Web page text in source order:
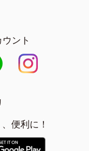
ント
便利に！